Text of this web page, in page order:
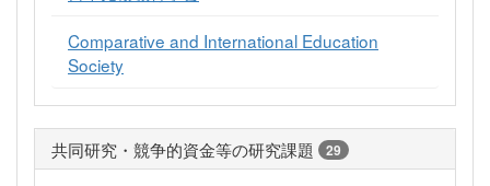
Comparative and International Education
Society
共同研究・競争的資金等の研究課題 29